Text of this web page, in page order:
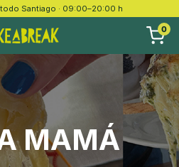
Santiago · 09:00–20:00 h
0
MAMÁ